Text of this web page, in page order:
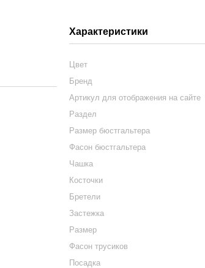
Характеристики
Цвет
Бренд
Артикул для отображения на сайте
Раздел
Размер бюстгальтера
Фасон бюстгальтера
Чашка
Косточки
Бретели
Застежка
Размер
Фасон трусиков
Посадка